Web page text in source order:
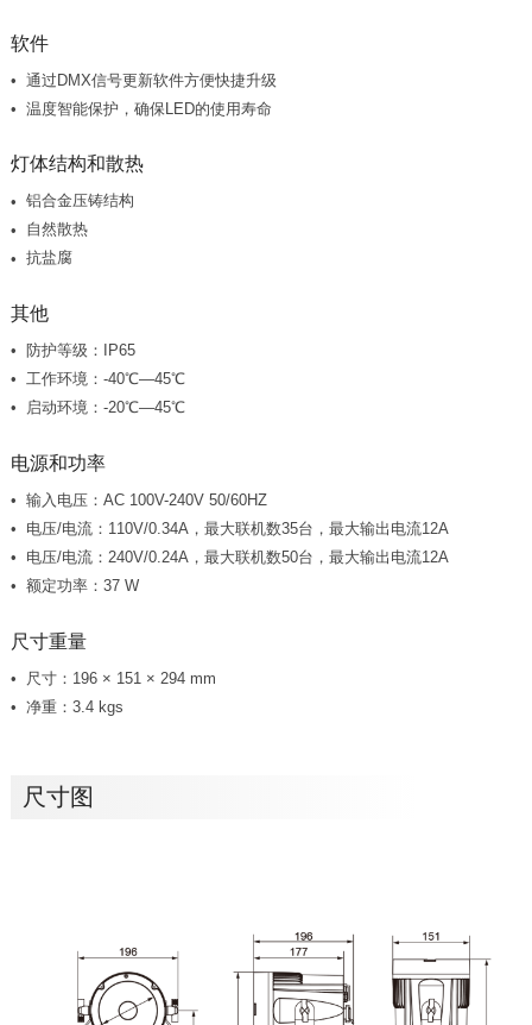
软件
通过DMX信号更新软件方便快捷升级
温度智能保护，确保LED的使用寿命
灯体结构和散热
铝合金压铸结构
自然散热
抗盐腐
其他
防护等级：IP65
工作环境：-40℃—45℃
启动环境：-20℃—45℃
电源和功率
输入电压：AC 100V-240V 50/60HZ
电压/电流：110V/0.34A，最大联机数35台，最大输出电流12A
电压/电流：240V/0.24A，最大联机数50台，最大输出电流12A
额定功率：37 W
尺寸重量
尺寸：196 × 151 × 294 mm
净重：3.4 kgs
尺寸图